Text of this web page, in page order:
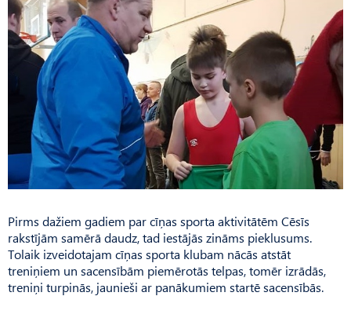
Pirms dažiem gadiem par cīņas sporta aktivitātēm Cēsīs
rakstījām samērā daudz, tad iestājās zināms pieklusums.
Tolaik izveidotajam cīņas sporta klubam nācās atstāt
treniņiem un sacensībām piemērotās telpas, tomēr izrādās,
treniņi turpinās, jaunieši ar panākumiem startē sacensībās.